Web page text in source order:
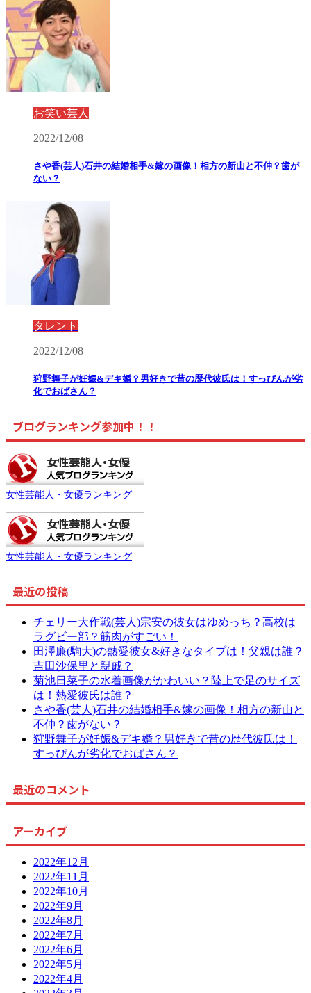
お笑い芸人
2022/12/08
さや香(芸人)石井の結婚相手&嫁の画像！相方の新山と不仲？歯が
ない？
タレント
2022/12/08
狩野舞子が妊娠&デキ婚？男好きで昔の歴代彼氏は！すっぴんが劣
化でおばさん？
ブログランキング参加中！！
女性芸能人・女優ランキング
女性芸能人・女優ランキング
最近の投稿
チェリー大作戦(芸人)宗安の彼女はゆめっち？高校は
ラグビー部？筋肉がすごい！
田澤廉(駒大)の熱愛彼女&好きなタイプは！父親は誰？
吉田沙保里と親戚？
菊池日菜子の水着画像がかわいい？陸上で足のサイズ
は！熱愛彼氏は誰？
さや香(芸人)石井の結婚相手&嫁の画像！相方の新山と
不仲？歯がない？
狩野舞子が妊娠&デキ婚？男好きで昔の歴代彼氏は！
すっぴんが劣化でおばさん？
最近のコメント
アーカイブ
2022年12月
2022年11月
2022年10月
2022年9月
2022年8月
2022年7月
2022年6月
2022年5月
2022年4月